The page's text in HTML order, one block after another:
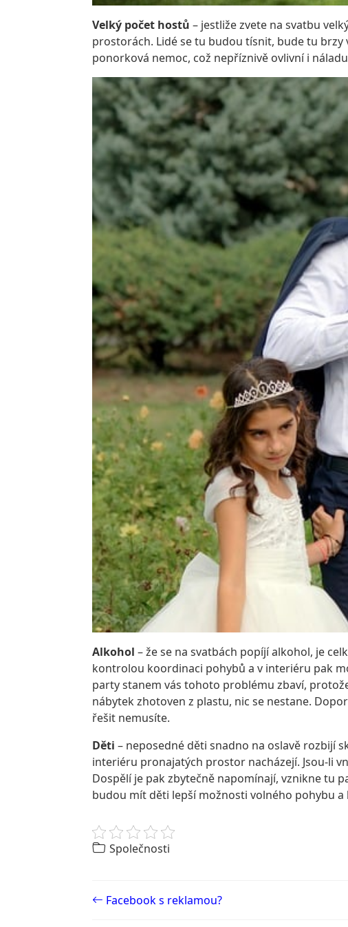
Velký počet hostů – jestliže zvete na svatbu
prostorách. Lidé se tu budou tísnit, bude tu brzy
ponorková nemoc, což nepříznivě ovlivní i
Alkohol – že se na svatbách popíjí alkohol, je
kontrolou koordinaci pohybů a v interiéru pak
party stanem vás tohoto problému zbaví,
nábytek zhotoven z plastu, nic se nestane.
řešit nemusíte.
Děti – neposedné děti snadno na oslavě rozbijí
interiéru pronajatých prostor nacházejí. Jsou-li
Dospělí je pak zbytečně napomínají, vznikne tu
budou mít děti lepší možnosti volného pohybu
Společnosti
Post navigation
Facebook s reklamou?